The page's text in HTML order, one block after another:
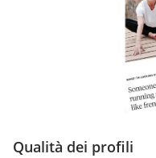
Qualità dei profili